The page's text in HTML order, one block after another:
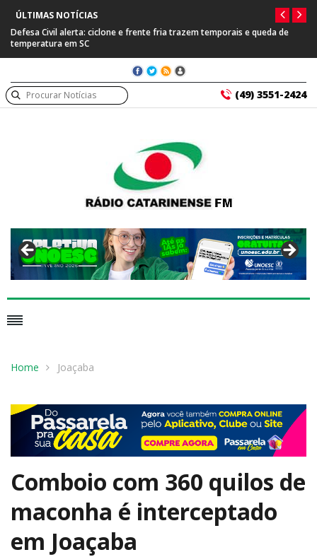
ÚLTIMAS NOTÍCIAS
Defesa Civil alerta: ciclone e frente fria trazem temporais e queda de
temperatura em SC
(49) 3551-2424
Home Joaçaba
Comboio com 360 quilos de
maconha é interceptado
em Joaçaba